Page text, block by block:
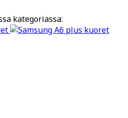
kategoriassa: